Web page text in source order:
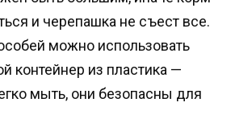
и черепашка не съест все.
можно использовать
контейнер из пластика —
мыть, они безопасны для